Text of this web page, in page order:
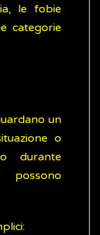
le fobie
categorie
un
o
durante
possono